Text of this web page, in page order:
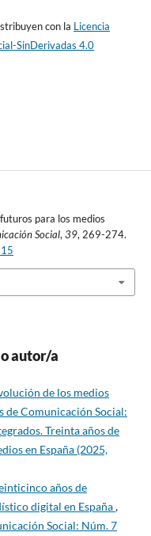
con la Licencia
SinDerivadas 4.0
para los medios
Social, 39, 269-274.
autor/a
de los medios
de Comunicación Social:
Treinta años de
en España (2025,
años de
digital en España,
Social: Núm. 7